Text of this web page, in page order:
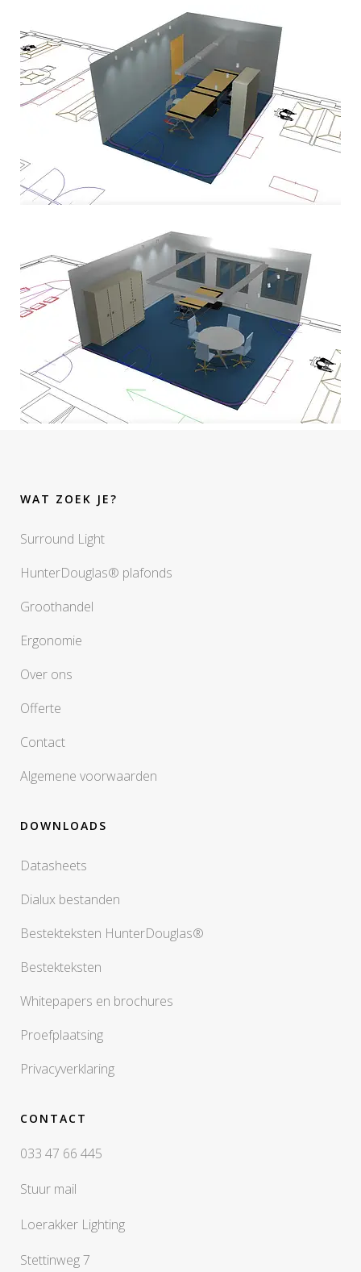
WAT ZOEK JE?
Surround Light
HunterDouglas® plafonds
Groothandel
Ergonomie
Over ons
Offerte
Contact
Algemene voorwaarden
DOWNLOADS
Datasheets
Dialux bestanden
Bestekteksten HunterDouglas®
Bestekteksten
Whitepapers en brochures
Proefplaatsing
Privacyverklaring
CONTACT
033 47 66 445
Stuur mail
Loerakker Lighting
Stettinweg 7